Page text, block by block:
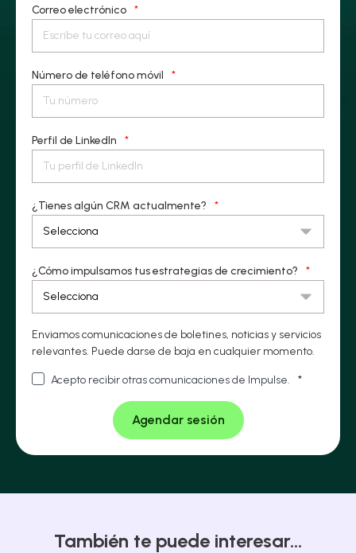
Correo electrónico *
Número de teléfono móvil *
Perfil de LinkedIn *
¿Tienes algún CRM actualmente? *
¿Cómo impulsamos tus estrategias de crecimiento? *
Enviamos comunicaciones de boletines, noticias y servicios
relevantes. Puede darse de baja en cualquier momento.
Acepto recibir otras comunicaciones de Impulse. *
También te puede interesar...